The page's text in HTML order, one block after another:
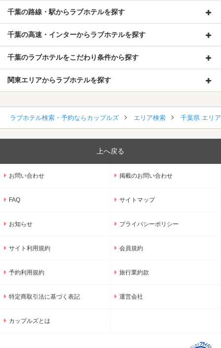
千葉の路線・駅からラブホテルを探す
千葉の高速・インターからラブホテルを探す
千葉のラブホテルをこだわり条件から探す
関東エリアからラブホテルを探す
ラブホテル検索・予約ならカップルズ エリア検索 千葉県 エリ
上へ戻る
お問い合わせ 掲載のお問い合わせ
FAQ サイトマップ
お知らせ プライバシーポリシー
サイト利用規約 会員規約
予約利用規約 旅行業約款
特定商取引法に基づく表記 運営会社
カップルズとは